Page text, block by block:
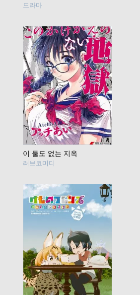
드라마
이 둘도 없는 지옥
러브코미디